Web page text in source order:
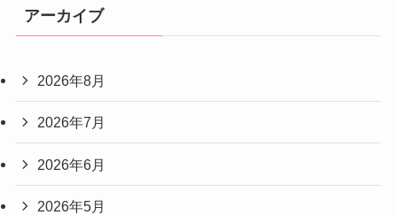
アーカイブ
2026年8月
2026年7月
2026年6月
2026年5月